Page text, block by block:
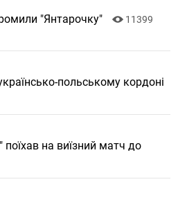
"Янтарочку"
11399
польському кордоні
на виїзний матч до